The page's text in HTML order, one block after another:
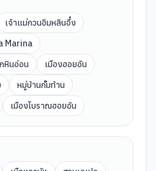
เจ้าแม่กวนอิมหลินอึ๋ง
Marina
หินอ่อน
เมืองฮอยอัน
หมู่บ้านกั๊มท้าน
เมืองโบราณฮอยอัน